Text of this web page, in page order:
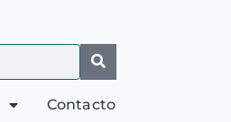
Contacto